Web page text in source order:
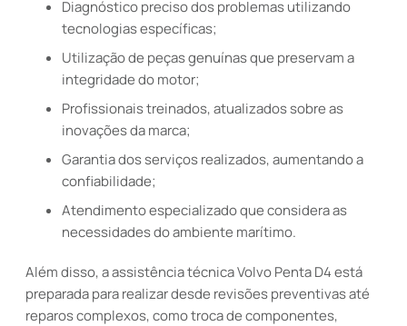
Diagnóstico preciso dos problemas utilizando
tecnologias específicas;
Utilização de peças genuínas que preservam a
integridade do motor;
Profissionais treinados, atualizados sobre as
inovações da marca;
Garantia dos serviços realizados, aumentando a
confiabilidade;
Atendimento especializado que considera as
necessidades do ambiente marítimo.
Além disso, a assistência técnica Volvo Penta D4 está
preparada para realizar desde revisões preventivas até
reparos complexos, como troca de componentes,